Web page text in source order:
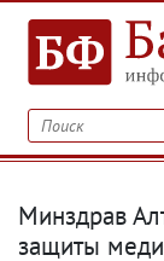
Минздрав
защиты